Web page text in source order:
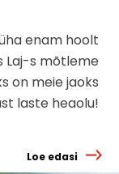
enam hoolt
Laj-s mõtleme
on meie jaoks
laste heaolu!
Loe edasi